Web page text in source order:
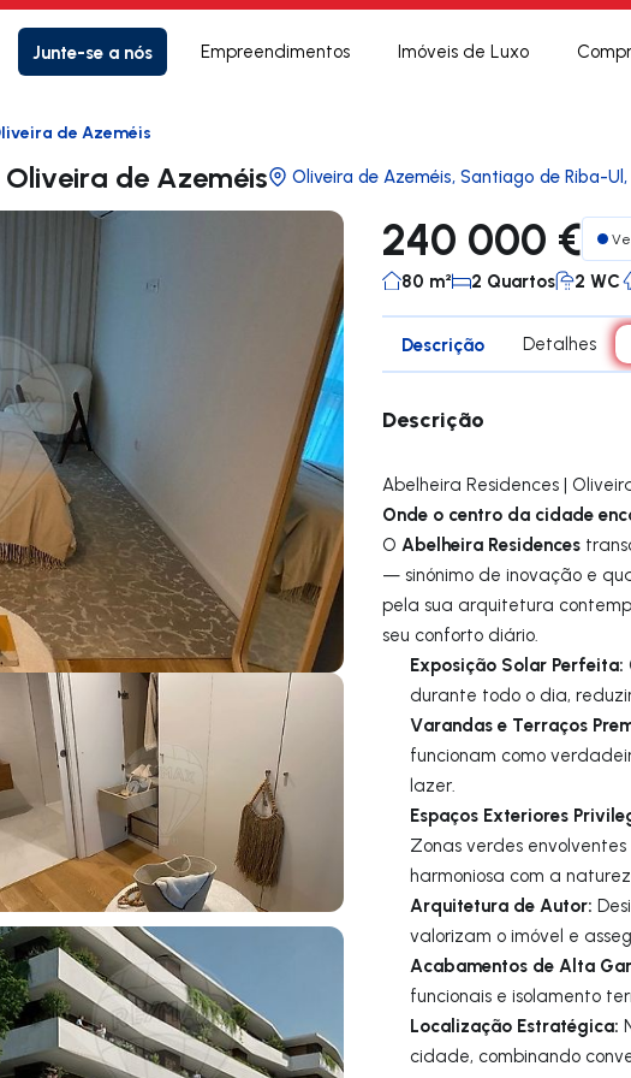
Junte-se a nós Empreendimentos Imóveis de Luxo
de Azeméis
de Azeméis Oliveira de Azeméis, Santiago de Riba-
240 000 €
80 m² 2 Quartos 2 WC
Descrição Detalhes
Descrição
Abelheira Residences |
Onde o centro da cidade
O Abelheira Residences
— sinónimo de inovação e
pela sua arquitetura
seu conforto diário.
Exposição Solar Perfeita:
durante todo o dia,
Varandas e Terraços
funcionam como
lazer.
Espaços Exteriores
Zonas verdes
harmoniosa com a
Arquitetura de Autor:
valorizam o imóvel e
Acabamentos de Alta
funcionais e isolamento
Localização Estratégica:
cidade, combinando